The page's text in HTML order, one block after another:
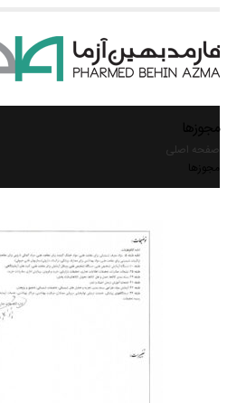
صفحه اصلی